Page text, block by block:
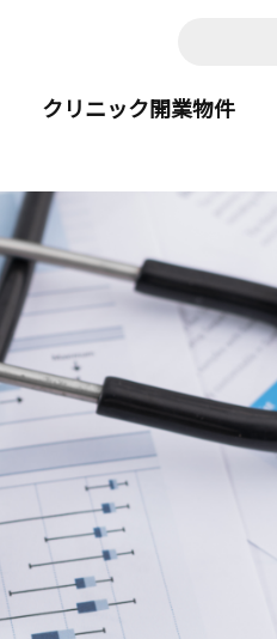
クリニック開業物件